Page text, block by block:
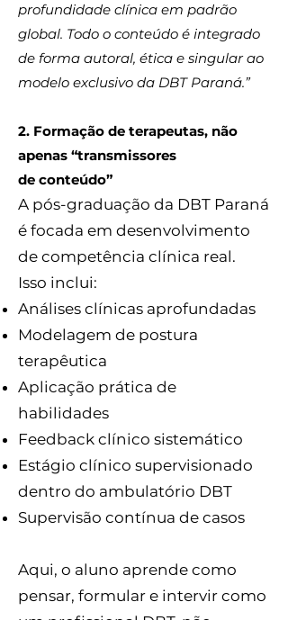
profundidade clínica em padrão
global. Todo o conteúdo é integrado
de forma autoral, ética e singular ao
modelo exclusivo da DBT Paraná.”
2. Formação de terapeutas, não
apenas “transmissores
de conteúdo”
A pós-graduação da DBT Paraná
é focada em desenvolvimento
de competência clínica real.
Isso inclui:
Análises clínicas aprofundadas
Modelagem de postura
terapêutica
Aplicação prática de
habilidades
Feedback clínico sistemático
Estágio clínico supervisionado
dentro do ambulatório DBT
Supervisão contínua de casos
Aqui, o aluno aprende como
pensar, formular e intervir como